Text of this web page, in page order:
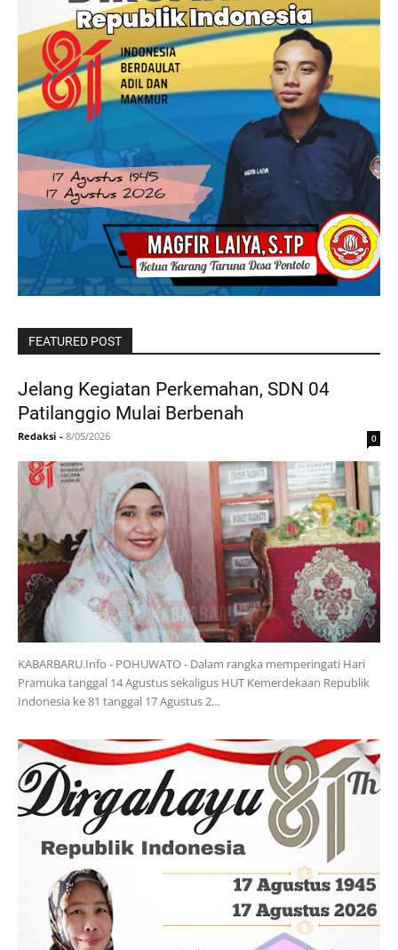
FEATURED POST
Jelang Kegiatan Perkemahan, SDN 04
Patilanggio Mulai Berbenah
Redaksi - 8/05/2026 0
KABARBARU.Info - POHUWATO - Dalam rangka memperingati Hari
Pramuka tanggal 14 Agustus sekaligus HUT Kemerdekaan Republik
Indonesia ke 81 tanggal 17 Agustus 2…